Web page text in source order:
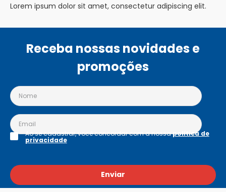
Lorem ipsum dolor sit amet, consectetur adipiscing elit.
Receba nossas novidades e
promoções
Enviar
Ao se cadastrar, você concordar com a nossapolítica de
privacidade